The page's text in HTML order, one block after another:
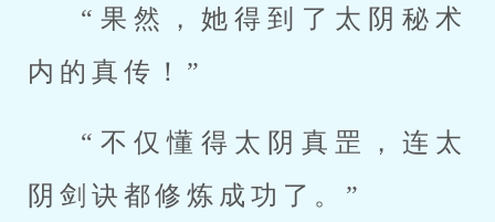
“果然，她得到了太阴秘术
内的真传！”
“不仅懂得太阴真罡，连太
阴剑诀都修炼成功了。”